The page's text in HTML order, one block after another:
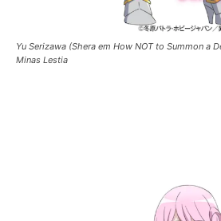
Yu Serizawa (Shera em How NOT to Summon a
Minas Lestia